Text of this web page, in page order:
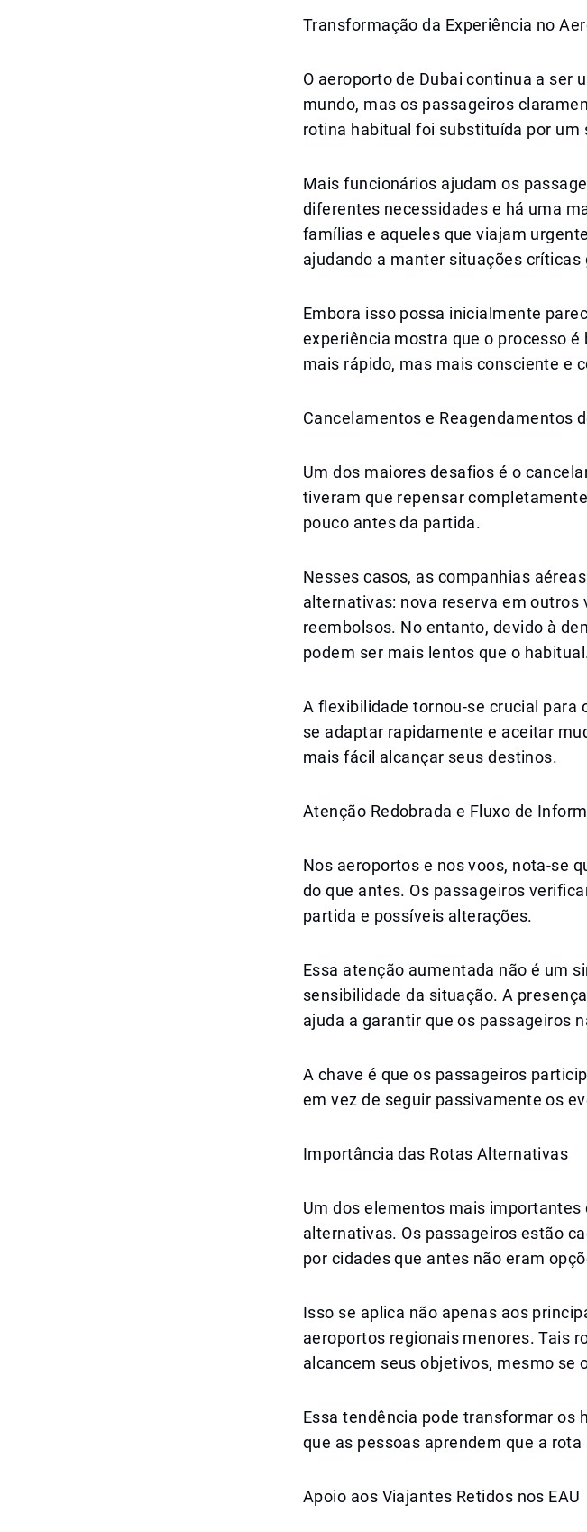
Transformação da Experiência no
O aeroporto de Dubai continua a ser
mundo, mas os passageiros
rotina habitual foi substituída por
Mais funcionários ajudam os
diferentes necessidades e há uma
famílias e aqueles que viajam
ajudando a manter situações críticas
Embora isso possa inicialmente
experiência mostra que o processo
mais rápido, mas mais consciente e
Cancelamentos e Reagendamentos
Um dos maiores desafios é o
tiveram que repensar
pouco antes da partida.
Nesses casos, as companhias
alternativas: nova reserva em
reembolsos. No entanto, devido à
podem ser mais lentos que o
A flexibilidade tornou-se crucial para
se adaptar rapidamente e aceitar
mais fácil alcançar seus destinos.
Atenção Redobrada e Fluxo de
Nos aeroportos e nos voos, nota-se
do que antes. Os passageiros
partida e possíveis alterações.
Essa atenção aumentada não é um
sensibilidade da situação. A
ajuda a garantir que os passageiros
A chave é que os passageiros
em vez de seguir passivamente os
Importância das Rotas Alternativas
Um dos elementos mais
alternativas. Os passageiros estão
por cidades que antes não eram
Isso se aplica não apenas aos
aeroportos regionais menores. Tais
alcancem seus objetivos, mesmo se
Essa tendência pode transformar os
que as pessoas aprendem que a
Apoio aos Viajantes Retidos nos EAU